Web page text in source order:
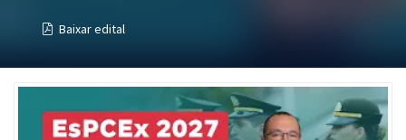
Mentorias
Conteúdo gratuito
Baixar edital